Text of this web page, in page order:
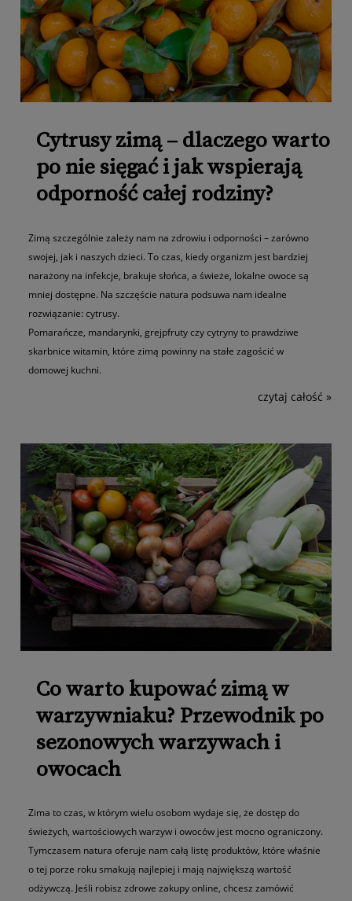
Cytrusy zimą – dlaczego warto
po nie sięgać i jak wspierają
odporność całej rodziny?
Zimą szczególnie zależy nam na zdrowiu i odporności – zarówno
swojej, jak i naszych dzieci. To czas, kiedy organizm jest bardziej
narażony na infekcje, brakuje słońca, a świeże, lokalne owoce są
mniej dostępne. Na szczęście natura podsuwa nam idealne
rozwiązanie: cytrusy.
Pomarańcze, mandarynki, grejpfruty czy cytryny to prawdziwe
skarbnice witamin, które zimą powinny na stałe zagościć w
domowej kuchni.
czytaj całość »
Co warto kupować zimą w
warzywniaku? Przewodnik po
sezonowych warzywach i
owocach
Zima to czas, w którym wielu osobom wydaje się, że dostęp do
świeżych, wartościowych warzyw i owoców jest mocno ograniczony.
Tymczasem natura oferuje nam całą listę produktów, które właśnie
o tej porze roku smakują najlepiej i mają największą wartość
odżywczą. Jeśli robisz zdrowe zakupy online, chcesz zamówić